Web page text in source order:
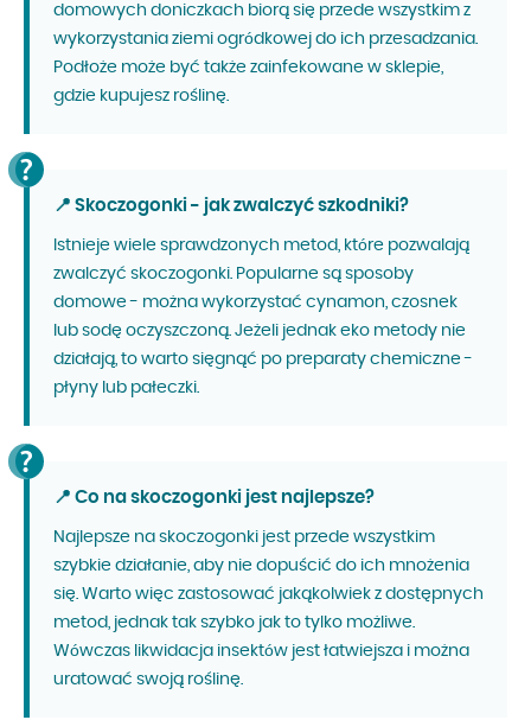
domowych doniczkach biorą się przede wszystkim z
wykorzystania ziemi ogródkowej do ich przesadzania.
Podłoże może być także zainfekowane w sklepie,
gdzie kupujesz roślinę.
📍 Skoczogonki - jak zwalczyć szkodniki?
Istnieje wiele sprawdzonych metod, które pozwalają
zwalczyć skoczogonki. Popularne są sposoby
domowe - można wykorzystać cynamon, czosnek
lub sodę oczyszczoną. Jeżeli jednak eko metody nie
działają, to warto sięgnąć po preparaty chemiczne -
płyny lub pałeczki.
📍 Co na skoczogonki jest najlepsze?
Najlepsze na skoczogonki jest przede wszystkim
szybkie działanie, aby nie dopuścić do ich mnożenia
się. Warto więc zastosować jakąkolwiek z dostępnych
metod, jednak tak szybko jak to tylko możliwe.
Wówczas likwidacja insektów jest łatwiejsza i można
uratować swoją roślinę.